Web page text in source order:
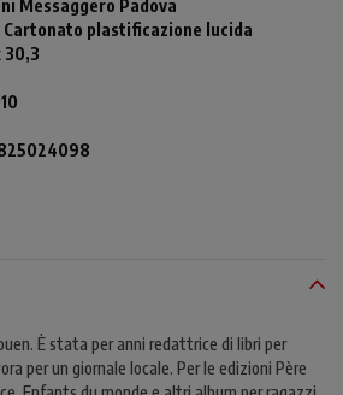
Messaggero Padova
Cartonato plastificazione lucida
30,3
È stata per anni redattrice di libri per
per un giornale locale. Per le edizioni Père